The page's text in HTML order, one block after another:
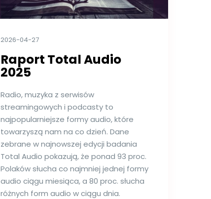
2026-04-27
Raport Total Audio
2025
Radio, muzyka z serwisów
streamingowych i podcasty to
najpopularniejsze formy audio, które
towarzyszą nam na co dzień. Dane
zebrane w najnowszej edycji badania
Total Audio pokazują, że ponad 93 proc.
Polaków słucha co najmniej jednej formy
audio ciągu miesiąca, a 80 proc. słucha
różnych form audio w ciągu dnia.